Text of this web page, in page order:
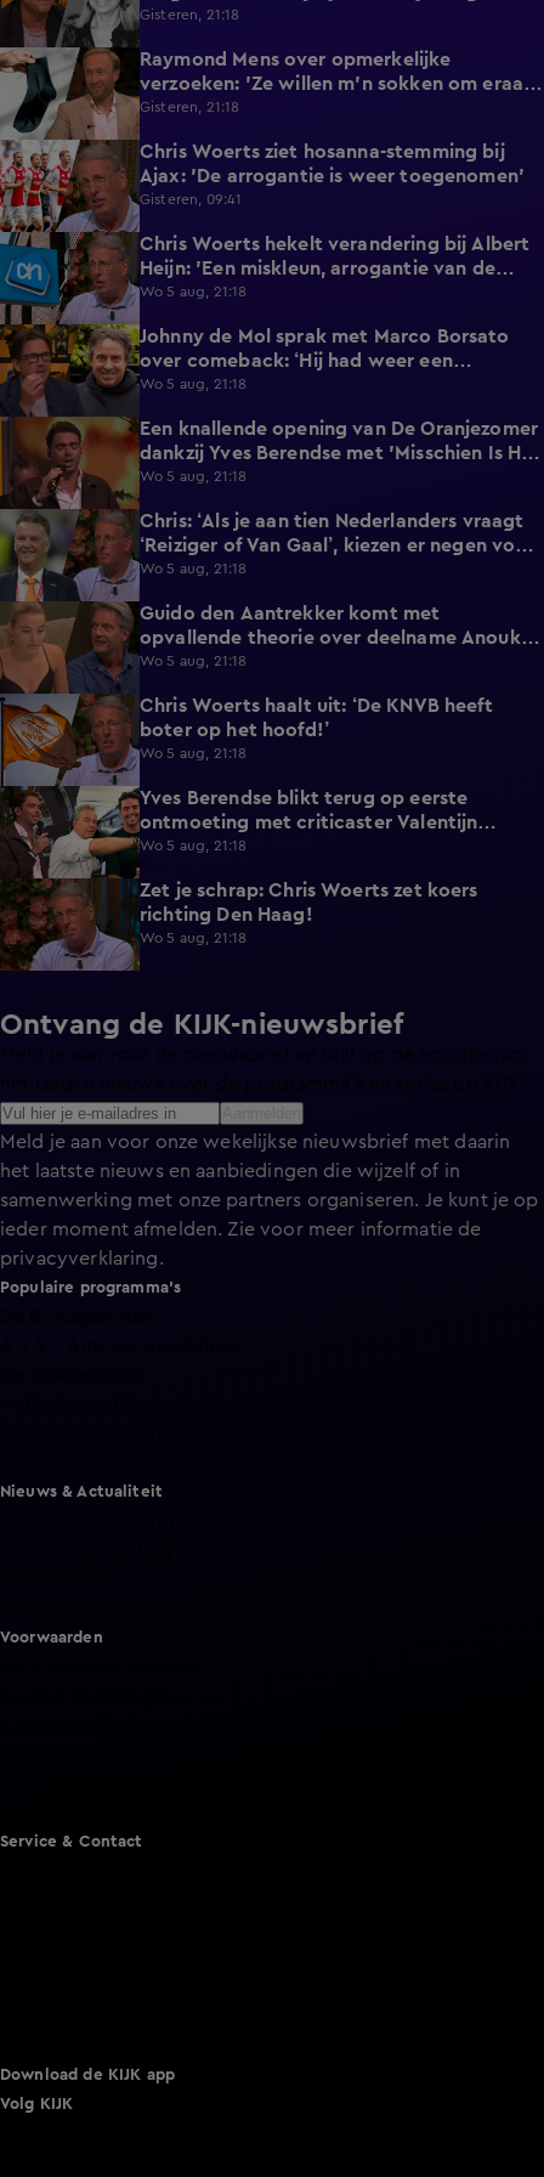
(79)
Gisteren, 21:18
1:49
Raymond Mens over opmerkelijke
verzoeken: 'Ze willen m'n sokken om eraan
te ruiken'
Gisteren, 21:18
1:11
Chris Woerts ziet hosanna-stemming bij
Ajax: 'De arrogantie is weer toegenomen'
Gisteren, 09:41
2:19
Chris Woerts hekelt verandering bij Albert
Heijn: 'Een miskleun, arrogantie van de
marktleider!'
Wo 5 aug, 21:18
5:28
Johnny de Mol sprak met Marco Borsato
over comeback: ‘Hij had weer een
twinkeling in zijn ogen’
Wo 5 aug, 21:18
Een knallende opening van De Oranjezomer
dankzij Yves Berendse met 'Misschien Is Het
Tijd'!
Wo 5 aug, 21:18
0:39
Chris: ‘Als je aan tien Nederlanders vraagt
‘Reiziger of Van Gaal’, kiezen er negen voor
Louis'
Wo 5 aug, 21:18
2:45
Guido den Aantrekker komt met
opvallende theorie over deelname Anouk
aan De Bondgenoten
Wo 5 aug, 21:18
3:19
Chris Woerts haalt uit: ‘De KNVB heeft
boter op het hoofd!’
Wo 5 aug, 21:18
0:46
Yves Berendse blikt terug op eerste
ontmoeting met criticaster Valentijn
Driessen
Wo 5 aug, 21:18
0:38
Zet je schrap: Chris Woerts zet koers
richting Den Haag!
Wo 5 aug, 21:18
Ontvang de KIJK-nieuwsbrief
Meld je aan voor onze wekelijkse nieuwsbrief met daarin
het laatste nieuws en aanbiedingen die wijzelf of in
samenwerking met onze partners organiseren. Je kunt je op
ieder moment afmelden. Zie voor meer informatie de
privacyverklaring.
Populaire programma's
Nieuws & Actualiteit
Voorwaarden
Service & Contact
Download de KIJK app
Volg KIJK